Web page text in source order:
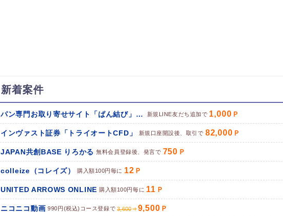
新着案件
パン専門お取り寄せサイト「ぱん結び」（LINE友だち追加） 新規LINE友だち追加で 1,000
インヴァスト証券「トライオートCFD」 新規口座開設後、取引で 82,000
JAPAN共創BASE りろかる 無料会員登録後、発言で 750
colleize（コレイズ） 購入額100円毎に 12
UNITED ARROWS ONLINE 購入額100円毎に 11
ニコニコ動画 990円(税込)コース登録で 3,600 9,500